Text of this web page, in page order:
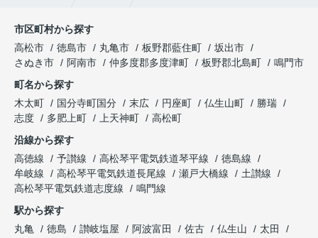
市区町村から探す
高松市
徳島市 丸亀市 板野郡藍住町
坂出市
さぬき市
阿南市 仲多度郡多度津町 板野郡北島町
鳴門市
町名から探す
木太町
国分寺町国分 末広 円座町 仏生山町
勝瑞
志度
多肥上町 上天神町
高松町
沿線から探す
高徳線
予讃線 高松琴平電気鉄道琴平線
徳島線
牟岐線
高松琴平電気鉄道長尾線 瀬戸大橋線
土讃線
高松琴平電気鉄道志度線
鳴門線
駅から探す
丸亀
徳島 讃岐塩屋 阿波富田 佐古 仏生山
太田